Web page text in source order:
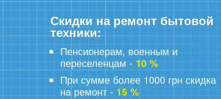
Скидки на ремонт бытовой
техники:
Пенсионерам, военным и
переселенцам - 10 %
При сумме более 1000 грн скидка
на ремонт - 15 %